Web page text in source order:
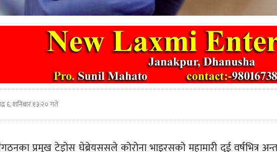
६, शनिबार १३:२० गते
प्रमुख टेड्रोस घेब्रेयससले कोरोना भाइरसको महामारी दुई वर्षभित्र